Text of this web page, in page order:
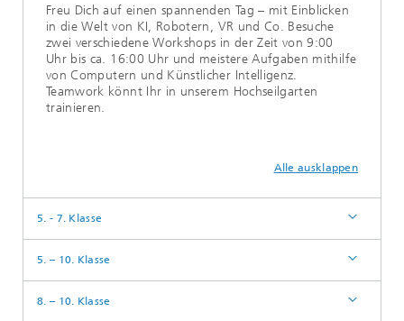
Freu Dich auf einen spannenden Tag – mit Einblicken
in die Welt von KI, Robotern, VR und Co. Besuche
zwei verschiedene Workshops in der Zeit von 9:00
Uhr bis ca. 16:00 Uhr und meistere Aufgaben mithilfe
von Computern und Künstlicher Intelligenz.
Teamwork könnt Ihr in unserem Hochseilgarten
trainieren.
Alle ausklappen
5. - 7. Klasse
5. – 10. Klasse
8. – 10. Klasse